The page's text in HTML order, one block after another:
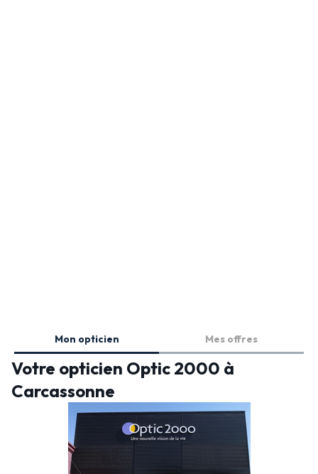
Mon opticien Mes offres
Votre opticien Optic 2000 à
Carcassonne